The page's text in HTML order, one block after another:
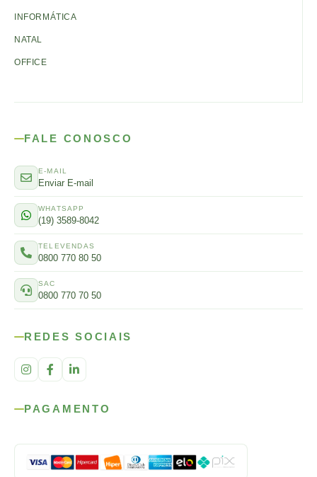
INFORMÁTICA
NATAL
OFFICE
FALE CONOSCO
E-MAIL
Enviar E-mail
WHATSAPP
(19) 3589-8042
TELEVENDAS
0800 770 80 50
SAC
0800 770 70 50
REDES SOCIAIS
PAGAMENTO